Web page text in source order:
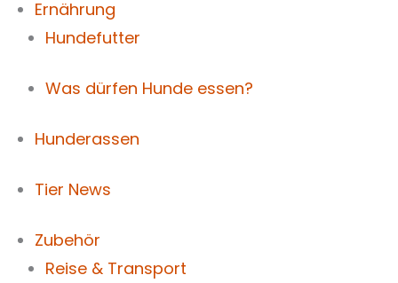
Ernährung
Hundefutter
Was dürfen Hunde essen?
Hunderassen
Tier News
Zubehör
Reise & Transport